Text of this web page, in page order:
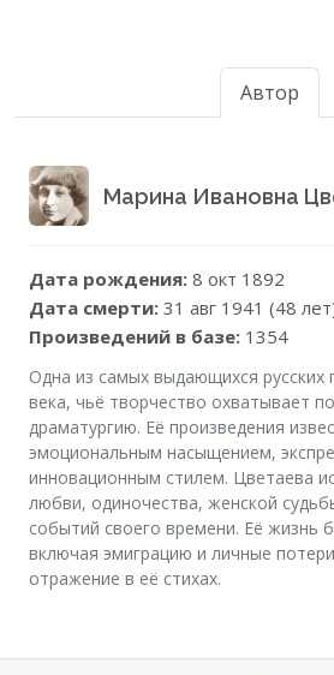
Автор
Марина Ивановна
Дата рождения: 8 окт 1892
Дата смерти: 31 авг 1941 (48
Произведений в базе: 1354
Одна из самых выдающихся русских
века, чьё творчество охватывает
драматургию. Её произведения
эмоциональным насыщением,
инновационным стилем. Цветаева
любви, одиночества, женской
событий своего времени. Её жизнь
включая эмиграцию и личные
отражение в её стихах.